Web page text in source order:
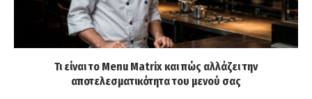
Τι είναι το Menu Matrix και πώς αλλάζει την
αποτελεσματικότητα του μενού σας